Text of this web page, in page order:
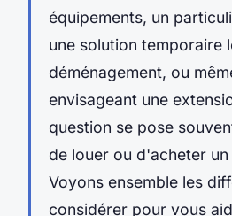
équipements, un
une solution temporaire
déménagement, ou
envisageant une
question se pose
de louer ou d'acheter
Voyons ensemble les
considérer pour vous